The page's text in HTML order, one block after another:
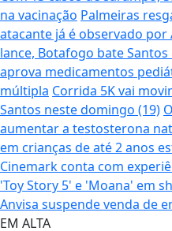
na vacinação Palmeiras
atacante já é observado por
lance, Botafogo bate
aprova medicamentos
múltipla Corrida 5K vai
Santos neste domingo (19)
aumentar a testosterona
em crianças de até 2 anos
Cinemark conta com
'Toy Story 5' e 'Moana' em
Anvisa suspende venda de
EM ALTA